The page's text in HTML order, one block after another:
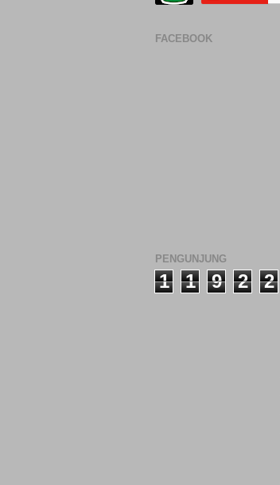
FACEBOOK
PENGUNJUNG
1 1 9 2 2